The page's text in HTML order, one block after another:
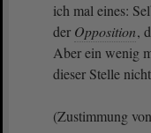
ich mal eines:
der Opposition,
Aber ein wenig
dieser Stelle
(Zustimmung